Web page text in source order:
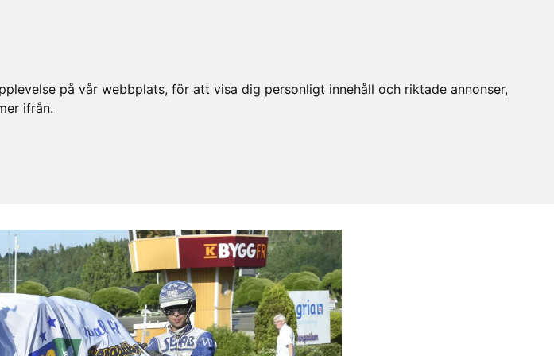
på vår webbplats, för att visa dig personligt innehåll och riktade annonser,
ifrån.